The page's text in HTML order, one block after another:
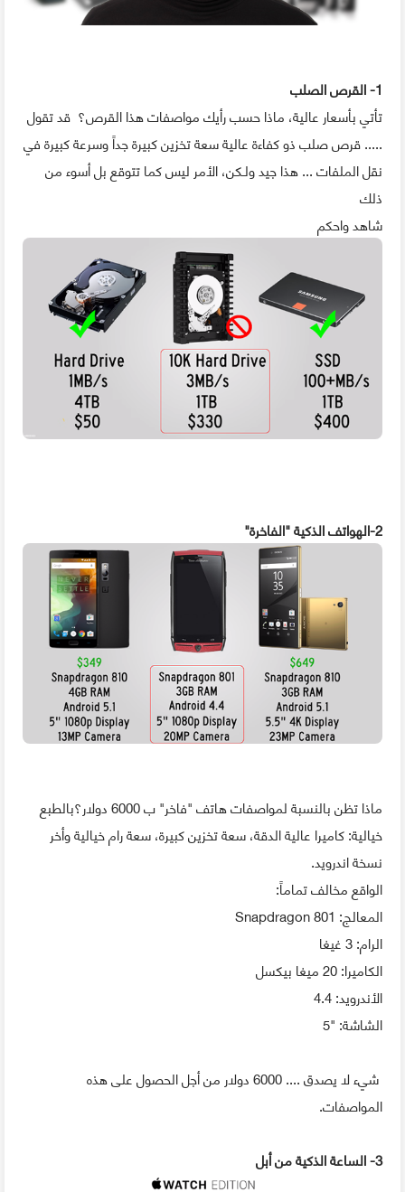
1- القرص الصلب
تأتي بأسعار عالية، ماذا حسب رأيك مواصفات هذا القرص؟ قد تقول
..... قرص صلب ذو كفاءة عالية سعة تخزين كبيرة جداً وسرعة كبيرة في
نقل الملفات ... هذا جيد ولـكن، الأمر ليس كما تتوقع بل أسوء من
ذلك
شاهد واحكم
2-الهواتف الذكية "الفاخرة"
ماذا تظن بالنسبة لمواصفات هاتف "فاخر" ب 6000 دولار؟بالطبع
خيالية: كاميرا عالية الدقة، سعة تخزين كبيرة، سعة رام خيالية وأخر
نسخة اندرويد.
الواقع مخالف تماماً:
المعالج: Snapdragon 801
الرام: 3 غيغا
الكاميرا: 20 ميغا بيكسل
الأندرويد: 4.4
الشاشة: "5
شيء لا يصدق .... 6000 دولار من أجل الحصول على هذه
المواصفات.
3- الساعة الذكية من أبل